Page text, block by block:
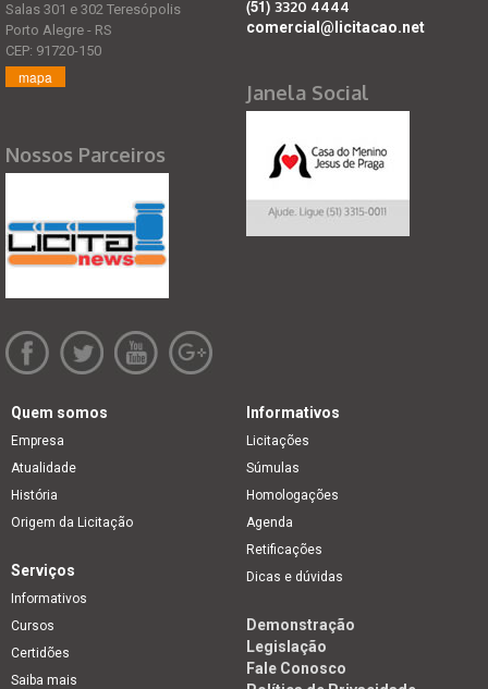
Salas 301 e 302 Teresópolis
Porto Alegre - RS
CEP: 91720-150
mapa
Nossos Parceiros
(51) 3320 4444
comercial@licitacao.net
Janela Social
Quem somos
Empresa
Atualidade
História
Origem da Licitação
Informativos
Licitações
Súmulas
Homologações
Agenda
Retificações
Dicas e dúvidas
Serviços
Informativos
Cursos
Certidões
Saiba mais
Demonstração
Legislação
Fale Conosco